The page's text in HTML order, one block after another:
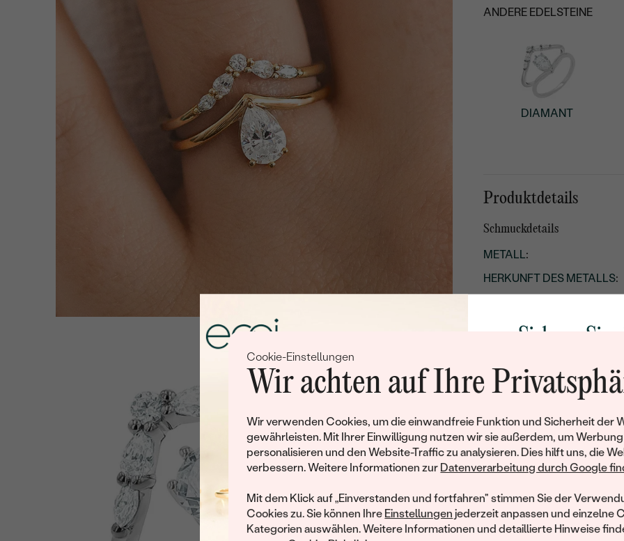
Cookie-Einstellungen
Wir achten auf Ihre
Wir verwenden Cookies, um die einwandfreie Funktion und Sicherheit der
gewährleisten. Mit Ihrer Einwilligung nutzen wir sie außerdem, um Werbung
personalisieren und den Website-Traffic zu analysieren. Dies hilft uns, die
verbessern. Weitere Informationen zur Datenverarbeitung durch Google
Mit dem Klick auf „Einverstanden und fortfahren" stimmen Sie der
Cookies zu. Sie können Ihre Einstellungen jederzeit anpassen und einzelne
Kategorien auswählen. Weitere Informationen und detaillierte Hinweise
ANDERE EDELSTEINE
DIAMANT
Produktdetails
Schmuckdetails
METALL:
HERKUNFT DES METALLS:
GESAMTGEWICHT IN
METALLOBERFLÄCHE:
UNGEFÄHRES GEWICHT:
Details des eingesetzten
TYP:
ANZAHL:
KARATGEWICHT:
Sichern Sie
Rabatt auf
Werden Sie Teil
und entdecken Sie die
gefertigten Schmucks
Ihren ersten